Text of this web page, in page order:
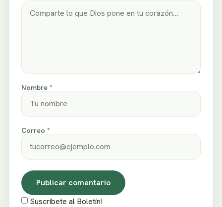
Nombre *
Correo *
Suscríbete al Boletín!